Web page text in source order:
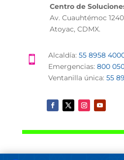
Centro de
Av. Cuauhtémoc
Atoyac, CDMX.
 Alcaldía: 55 8958
Emergencias: 800
Ventanilla única: 55